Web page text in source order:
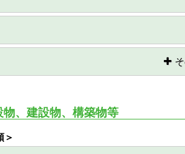
物、建設物、構築物等
＞